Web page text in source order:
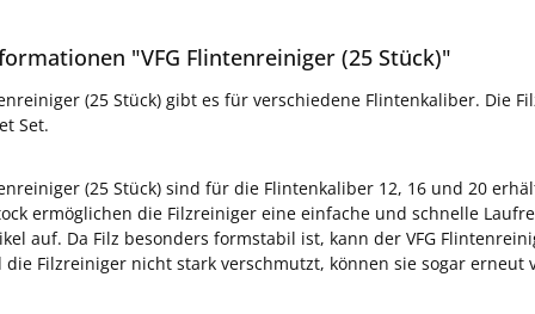
"VFG Flintenreiniger (25 Stück)"
(25 Stück) gibt es für verschiedene Flintenkaliber. Die
Set.
(25 Stück) sind für die Flintenkaliber 12, 16 und 20
ermöglichen die Filzreiniger eine einfache und schnelle
auf. Da Filz besonders formstabil ist, kann der VFG
die Filzreiniger nicht stark verschmutzt, können sie sogar erneut